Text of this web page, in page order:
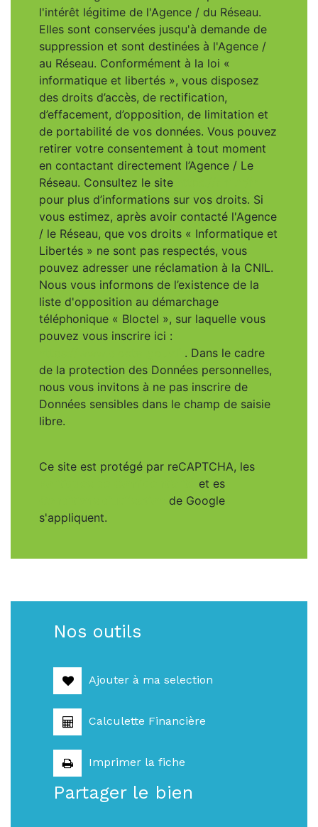
l'intérêt légitime de l'Agence / du Réseau.
Elles sont conservées jusqu'à demande de
suppression et sont destinées à l'Agence /
au Réseau. Conformément à la loi «
informatique et libertés », vous disposez
des droits d’accès, de rectification,
d’effacement, d’opposition, de limitation et
de portabilité de vos données. Vous pouvez
retirer votre consentement à tout moment
en contactant directement l’Agence / Le
Réseau. Consultez le site
pour plus d’informations sur vos droits. Si
vous estimez, après avoir contacté l'Agence
/ le Réseau, que vos droits « Informatique et
Libertés » ne sont pas respectés, vous
pouvez adresser une réclamation à la CNIL.
Nous vous informons de l’existence de la
liste d'opposition au démarchage
téléphonique « Bloctel », sur laquelle vous
pouvez vous inscrire ici :
. Dans le cadre
de la protection des Données personnelles,
nous vous invitons à ne pas inscrire de
Données sensibles dans le champ de saisie
libre.
Ce site est protégé par reCAPTCHA, les
et es
de Google
s'appliquent.
Nos outils
Ajouter à ma selection
Calculette Financière
Imprimer la fiche
Partager le bien